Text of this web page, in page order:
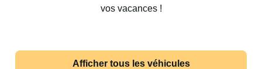
vos vacances !
Afficher tous les véhicules